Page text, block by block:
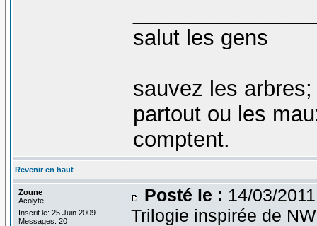
salut les gens
sauvez les
partout ou les
comptent.
Revenir en haut
Zoune
Acolyte
Inscrit le: 25 Juin 2009
Messages: 20
Posté le : 14/03/
Trilogie inspirée de